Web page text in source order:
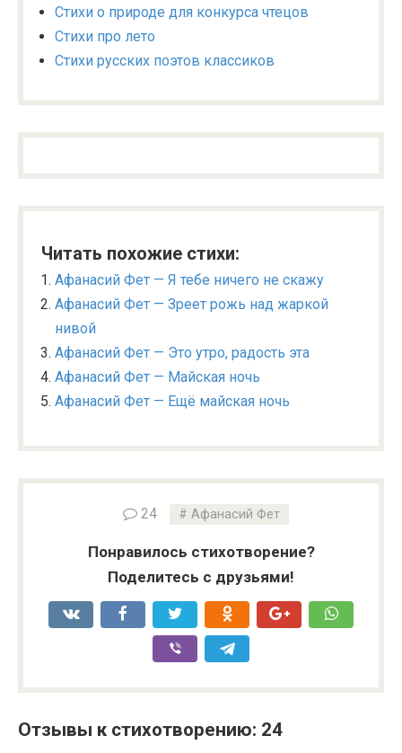
Стихи о природе для конкурса чтецов
Стихи про лето
Стихи русских поэтов классиков
Читать похожие стихи:
Афанасий Фет — Я тебе ничего не скажу
Афанасий Фет — Зреет рожь над жаркой
нивой
Афанасий Фет — Это утро, радость эта
Афанасий Фет — Майская ночь
Афанасий Фет — Ещё майская ночь
24 Афанасий Фет
Понравилось стихотворение?
Поделитесь с друзьями!
Отзывы к стихотворению: 24